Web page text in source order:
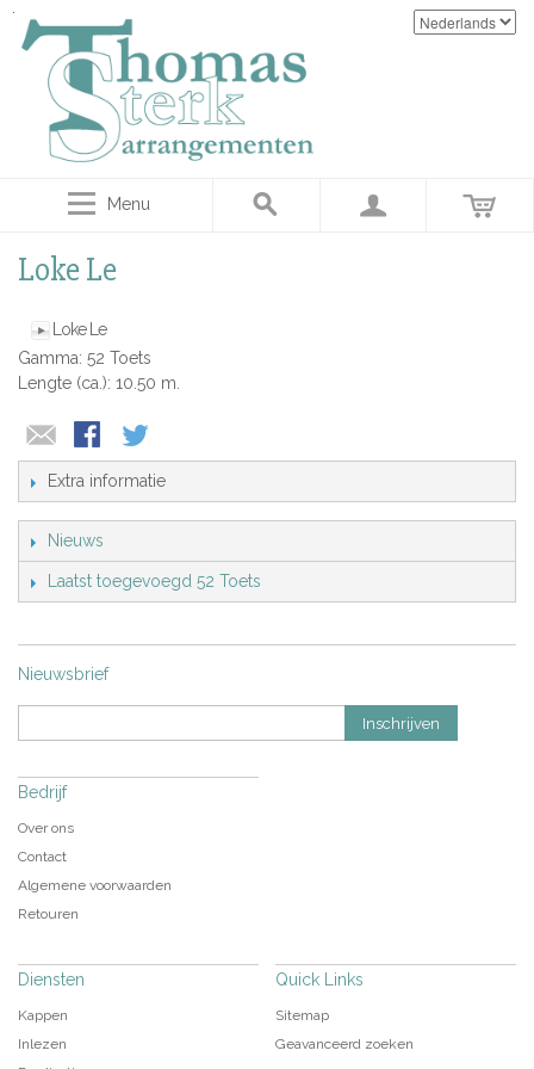
Menu
Loke Le
Loke Le
Gamma: 52 Toets
Lengte (ca.): 10.50 m.
Extra informatie
Nieuws
Laatst toegevoegd 52 Toets
Nieuwsbrief
Inschrijven
Bedrijf
Over ons
Contact
Algemene voorwaarden
Retouren
Diensten
Kappen
Inlezen
Quick Links
Sitemap
Geavanceerd zoeken